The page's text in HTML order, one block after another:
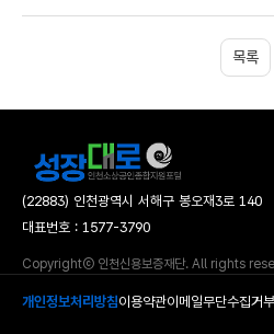
목록
(22883) 인천광역시 서해구 봉오재3로 140
대표번호 : 1577-3790
Copyrightⓒ 인천신용보증재단. All rights
개인정보처리방침이용약관이메일무단수집거부